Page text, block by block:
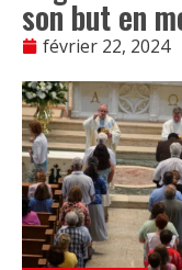
son but en
février 22, 2024